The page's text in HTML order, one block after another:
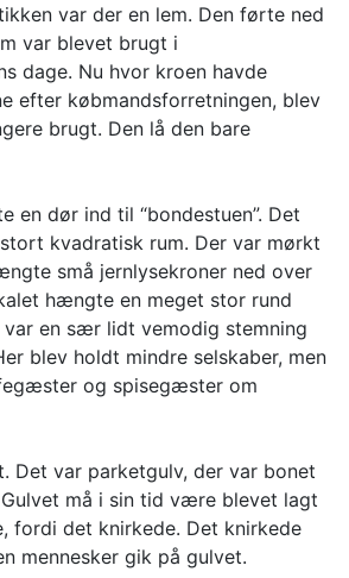
var der en lem. Den førte ned
var blevet brugt i
dage. Nu hvor kroen havde
efter købmandsforretningen, blev
brugt. Den lå den bare
en dør ind til “bondestuen”. Det
kvadratisk rum. Der var mørkt
små jernlysekroner ned over
hængte en meget stor rund
var en sær lidt vemodig stemning
blev holdt mindre selskaber, men
og spisegæster om
Det var parketgulv, der var bonet
må i sin tid være blevet lagt
fordi det knirkede. Det knirkede
mennesker gik på gulvet.